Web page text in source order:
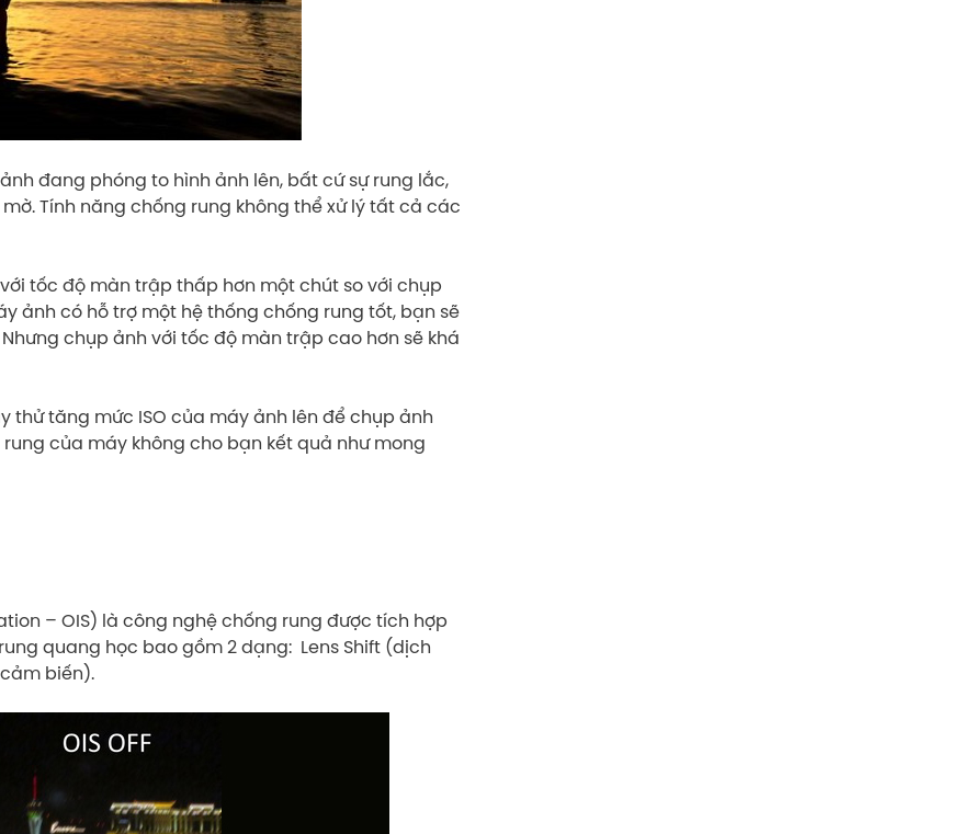
đang phóng to hình ảnh lên, bất cứ sự rung lắc,
Tính năng chống rung không thể xử lý tất cả các
tốc độ màn trập thấp hơn một chút so với chụp
ảnh có hỗ trợ một hệ thống chống rung tốt, bạn sẽ
chụp ảnh với tốc độ màn trập cao hơn sẽ khá
tăng mức ISO của máy ảnh lên để chụp ảnh
của máy không cho bạn kết quả như mong
– OIS) là công nghệ chống rung được tích hợp
quang học bao gồm 2 dạng: Lens Shift (dịch
biến).